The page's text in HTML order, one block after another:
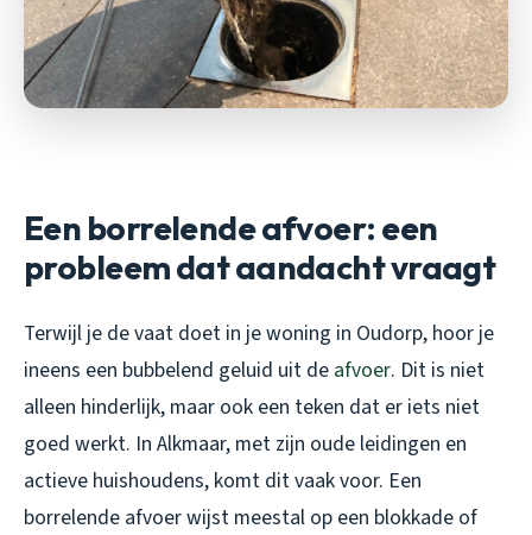
Een borrelende afvoer: een
probleem dat aandacht vraagt
Terwijl je de vaat doet in je woning in Oudorp, hoor je
ineens een bubbelend geluid uit de afvoer. Dit is niet
alleen hinderlijk, maar ook een teken dat er iets niet
goed werkt. In Alkmaar, met zijn oude leidingen en
actieve huishoudens, komt dit vaak voor. Een
borrelende afvoer wijst meestal op een blokkade of